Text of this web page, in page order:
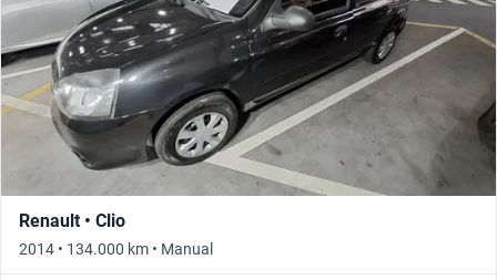
Renault • Clio
2014 • 134.000 km • Manual